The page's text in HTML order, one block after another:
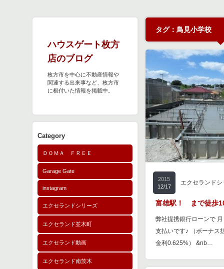
ハウスゲート枚方
店のブログ
枚方市を中心に不動産情報や
関連する出来事など、枚方市
に根付いた情報を掲載中。
Category
ＤＯＭＡ ＦＲＥＥ
Garage Gate
instagram
エクセランドシリーズ
エクセランド並木町
エクセランド動画
エクセランド南茨木
タグ：鳥見小学校
2015
12/17
エクセランドシ
富雄駅！ まで徒歩
弊社提携銀行ローンで
支払いです♪ （ボーナス
金利0.625%） &nb…